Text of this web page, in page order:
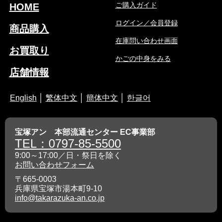
HOME
商品購入
お買取り
店舗情報
ご購入ガイド
ログイン／会員登録
在庫問い合わせ画面
かごの中身をみる
English 繁体中文 簡体中文 한글어
宝塚アン 本部流通センター EC事業部
TEL：0797-85-5500
9:00～17:00／日・祭日を除く
お問い合わせフォーム
〒665-0003
兵庫県宝塚市湯本町9-10
info@takarazuka-an.co.jp